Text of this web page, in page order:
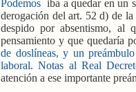
Podemos iba a quedar en un
derogación del art. 52 d) de
despido por absentismo, al
pensamiento y que quedaría
de doslíneas, y un
laboral. Notas al Real
atención a ese importante